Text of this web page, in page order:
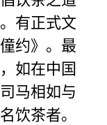
有正式文
约》。最
如在中国
马相如与
饮茶者。